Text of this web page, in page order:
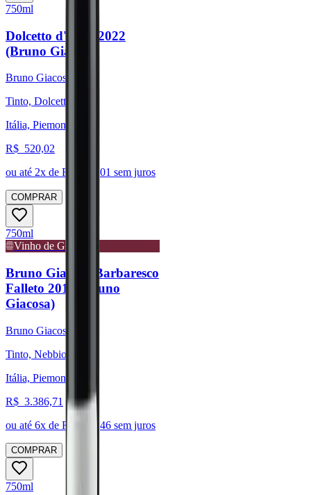
750ml
Dolcetto d'Alba 2022
(Bruno Giacosa)
Bruno Giacosa
Tinto, Dolcetto
Itália, Piemonte
R$ 520,02
ou até 2x de R$ 260,01 sem juros
COMPRAR
750ml
Vinho de Guarda
Bruno Giacosa Barbaresco
Falleto 2018 (Bruno
Giacosa)
Bruno Giacosa
Tinto, Nebbiolo
Itália, Piemonte
R$ 3.386,71
ou até 6x de R$ 564,46 sem juros
COMPRAR
750ml